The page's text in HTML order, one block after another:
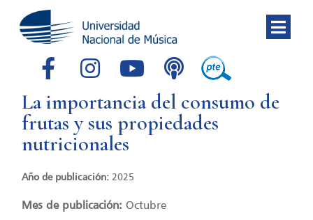
La importancia del consumo de
frutas y sus propiedades
nutricionales
Año de publicación: 2025
Mes de publicación:Octubre